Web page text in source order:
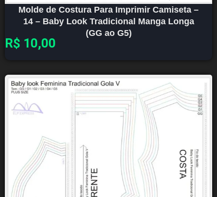
Molde de Costura Para Imprimir Camiseta –
14 – Baby Look Tradicional Manga Longa
(GG ao G5)
R$ 10,00